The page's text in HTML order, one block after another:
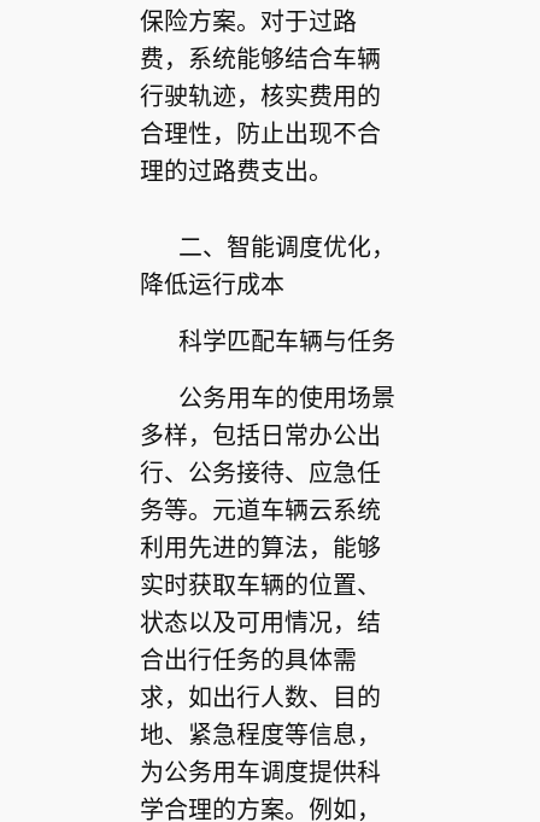
保险方案。对于过路
费，系统能够结合车辆
行驶轨迹，核实费用的
合理性，防止出现不合
理的过路费支出。
二、智能调度优化，
降低运行成本
科学匹配车辆与任务
公务用车的使用场景
多样，包括日常办公出
行、公务接待、应急任
务等。元道车辆云系统
利用先进的算法，能够
实时获取车辆的位置、
状态以及可用情况，结
合出行任务的具体需
求，如出行人数、目的
地、紧急程度等信息，
为公务用车调度提供科
学合理的方案。例如，